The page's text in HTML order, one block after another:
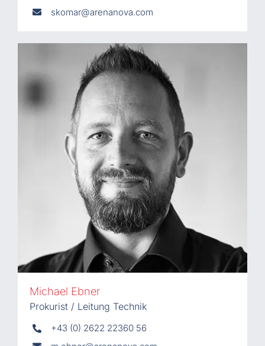
skomar@arenanova.com
Michael Ebner
Prokurist / Leitung Technik
+43 (0) 2622 22360 56